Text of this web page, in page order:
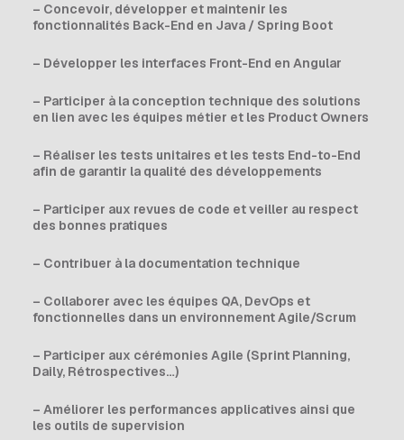
– Concevoir, développer et maintenir les
fonctionnalités Back-End en Java / Spring Boot
– Développer les interfaces Front-End en Angular
– Participer à la conception technique des solutions
en lien avec les équipes métier et les Product Owners
– Réaliser les tests unitaires et les tests End-to-End
afin de garantir la qualité des développements
– Participer aux revues de code et veiller au respect
des bonnes pratiques
– Contribuer à la documentation technique
– Collaborer avec les équipes QA, DevOps et
fonctionnelles dans un environnement Agile/Scrum
– Participer aux cérémonies Agile (Sprint Planning,
Daily, Rétrospectives…)
– Améliorer les performances applicatives ainsi que
les outils de supervision